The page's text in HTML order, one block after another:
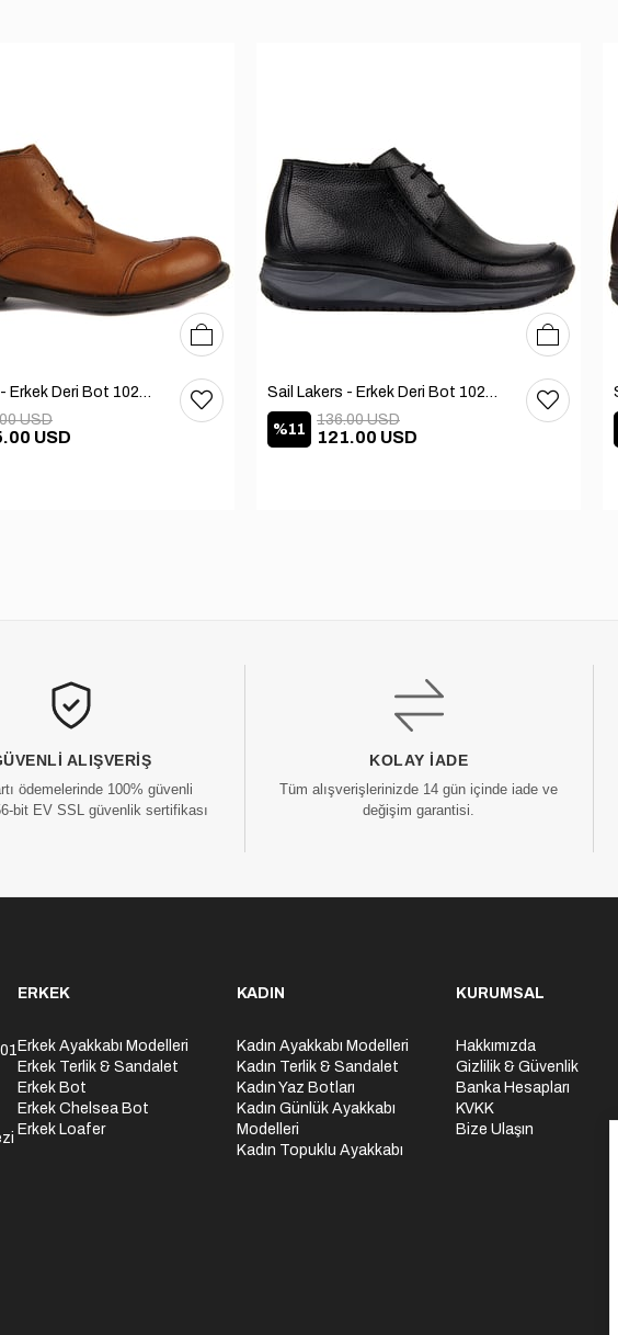
Sail Lakers - Erkek Deri Bot 102-1599-1458
USD
USD
40 41
Sail Lakers - Erkek Deri Bot 102-3168-65390
%11 121.00 USD
136.00 USD
40 414243
ALIŞVERIŞ
ödemelerinde 100% güvenli
bit EV SSL güvenlik sertifikası
KOLAY İADE
Tüm alışverişlerinizde 14 gün içinde iade ve
değişim garantisi.
ERKEK
Erkek Ayakkabı Modelleri
Erkek Terlik & Sandalet
Erkek Bot
Erkek Chelsea Bot
Erkek Loafer
KADIN
Kadın Ayakkabı Modelleri
Kadın Terlik & Sandalet
Kadın Yaz Botları
Kadın Günlük Ayakkabı
Modelleri
Kadın Topuklu Ayakkabı
KURUMSAL
Hakkımızda
Gizlilik & Güvenlik
Banka Hesapları
KVKK
Bize Ulaşın